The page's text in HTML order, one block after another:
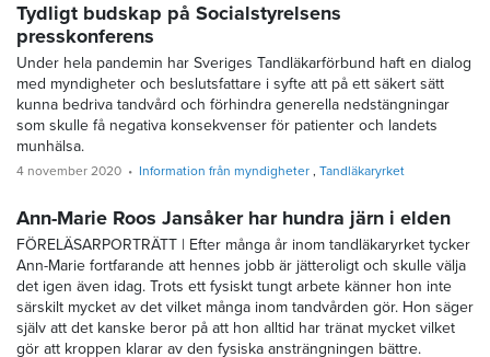
Tydligt budskap på Socialstyrelsens
presskonferens
Under hela pandemin har Sveriges Tandläkarförbund haft en dialog
med myndigheter och beslutsfattare i syfte att på ett säkert sätt
kunna bedriva tandvård och förhindra generella nedstängningar
som skulle få negativa konsekvenser för patienter och landets
munhälsa.
4 november 2020 Information från myndigheter Tandläkaryrket
Ann-Marie Roos Jansåker har hundra järn i elden
FÖRELÄSARPORTRÄTT | Efter många år inom tandläkaryrket tycker
Ann-Marie fortfarande att hennes jobb är jätteroligt och skulle välja
det igen även idag. Trots ett fysiskt tungt arbete känner hon inte
särskilt mycket av det vilket många inom tandvården gör. Hon säger
själv att det kanske beror på att hon alltid har tränat mycket vilket
gör att kroppen klarar av den fysiska ansträngningen bättre.